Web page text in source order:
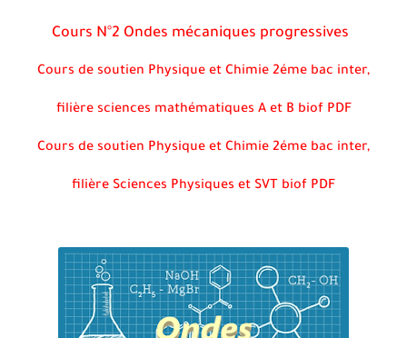
Cours N°2 Ondes mécaniques progressives
Cours de soutien Physique et Chimie 2éme bac inter,
filière sciences mathématiques A et B biof PDF
Cours de soutien Physique et Chimie 2éme bac inter,
filière Sciences Physiques et SVT biof PDF